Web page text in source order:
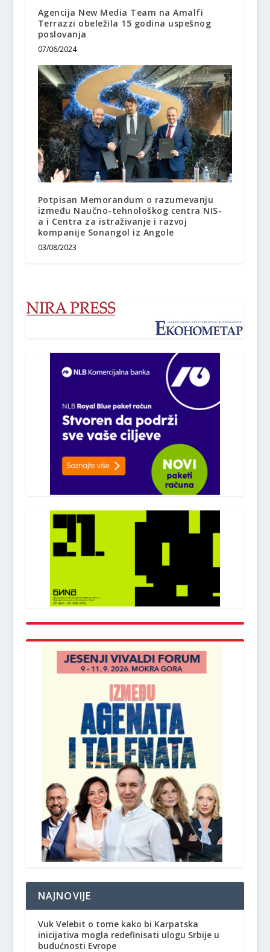
Agencija New Media Team na Amalfi
Terrazzi obeležila 15 godina uspešnog
poslovanja
07/06/2024
Potpisan Memorandum o razumevanju
između Naučno-tehnološkog centra NIS-
a i Centra za istraživanje i razvoj
kompanije Sonangol iz Angole
03/08/2023
NAJNOVIJE
Vuk Velebit o tome kako bi Karpatska
inicijativa mogla redefinisati ulogu Srbije u
budućnosti Evrope